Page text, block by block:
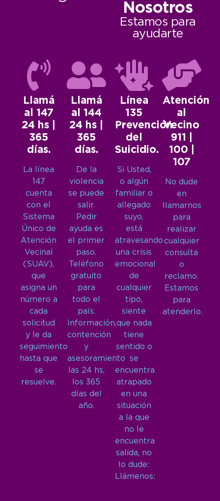
Nosotros
Estamos para
ayudarte
Llamá
al 147
24 hs |
365
días.
La línea
147
cuenta
con el
Sistema
Único de
Atención
Vecinal
(SUAV),
que
asigna un
número a
cada
solicitud
y le da
seguimiento
hasta que
se
resuelve.
Llamá
al 144
24 hs |
365
días.
De la
violencia
se puede
salir.
Pedir
ayuda es
el primer
paso.
Teléfono
gratuito
para
todo el
país.
Información,
contención
y
asesoramiento
las 24 hs,
los 365
días del
año.
Línea
135
Prevención
del
Suicidio.
Si Usted,
o algún
familiar o
allegado
suyo,
está
atravesando
una crisis
emocional
de
cualquier
tipo,
siente
que nada
tiene
sentido o
se
encuentra
atrapado
en una
situación
a la que
no le
encuentra
salida, no
lo dude:
Llámenos:
Atención
al
Vecino
911 |
100 |
107
No dude
en
llamarnos
para
realizar
cualquier
consulta
o
reclamo.
Estamos
para
atenderlo.